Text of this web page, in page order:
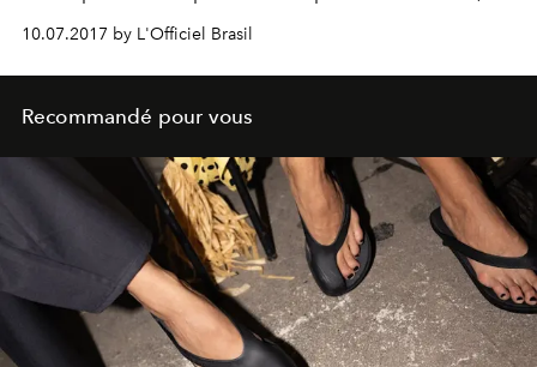
10.07.2017 by L'Officiel Brasil
Recommandé pour vous